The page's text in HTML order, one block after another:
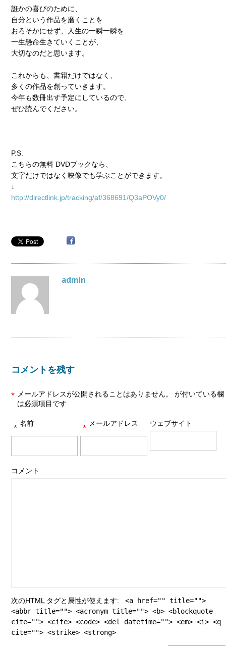
誰かの喜びのために、
自分という作品を磨くことを
おろそかにせず、人生の一瞬一瞬を
一生懸命生きていくことが、
大切なのだと思います。
これからも、書籍だけではなく、
多くの作品を創っていきます。
今年も数冊出す予定にしているので、
ぜひ読んでください。
P.S.
こちらの無料 DVDブックなら、
文字だけではなく映像でも学ぶことができます。
↓
http://directlink.jp/tracking/af/368691/Q3aPOVy0/
admin
コメントを残す
メールアドレスが公開されることはありません。
*
が付いている欄
は必須項目です
名前
* メールアドレス
* ウェブサイト
コメント
次のHTML タグと属性が使えます:
<a href="" title="">
<abbr title=""> <acronym title=""> <b> <blockquote
cite=""> <cite> <code> <del datetime=""> <em> <i> <q
cite=""> <strike> <strong>